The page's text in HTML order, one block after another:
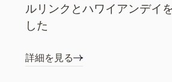
ルリンクとハワイアンデイ
した
詳細を見る